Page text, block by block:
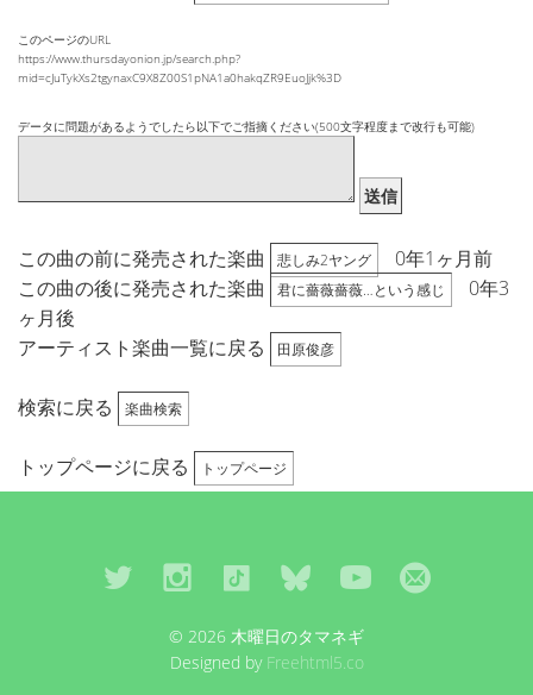
このページのURL
https://www.thursdayonion.jp/search.php?
mid=cJuTykXs2tgynaxC9X8Z00S1pNA1a0hakqZR9EuoJjk%3D
データに問題があるようでしたら以下でご指摘ください(500文字程度まで改行も可能)
送信
この曲の前に発売された楽曲 悲しみ2ヤング
0年1ヶ月前
この曲の後に発売された楽曲
君に薔薇薔薇…という感じ
0年3
ヶ月後
アーティスト楽曲一覧に戻る
田原俊彦
検索に戻る 楽曲検索
トップページに戻る トップページ
© 2026 木曜日のタマネギ
Designed by Freehtml5.co